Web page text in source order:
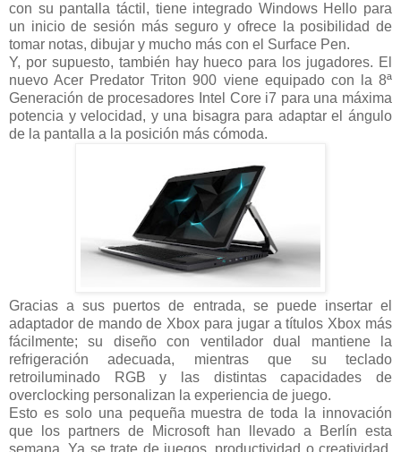
con su pantalla táctil, tiene integrado Windows Hello para
un inicio de sesión más seguro y ofrece la posibilidad de
tomar notas, dibujar y mucho más con el Surface Pen.
Y, por supuesto, también hay hueco para los jugadores. El
nuevo Acer Predator Triton 900 viene equipado con la 8ª
Generación de procesadores Intel Core i7 para una máxima
potencia y velocidad, y una bisagra para adaptar el ángulo
de la pantalla a la posición más cómoda.
Gracias a sus puertos de entrada, se puede insertar el
adaptador de mando de Xbox para jugar a títulos Xbox más
fácilmente; su diseño con ventilador dual mantiene la
refrigeración adecuada, mientras que su teclado
retroiluminado RGB y las distintas capacidades de
overclocking personalizan la experiencia de juego.
Esto es solo una pequeña muestra de toda la innovación
que los partners de Microsoft han llevado a Berlín esta